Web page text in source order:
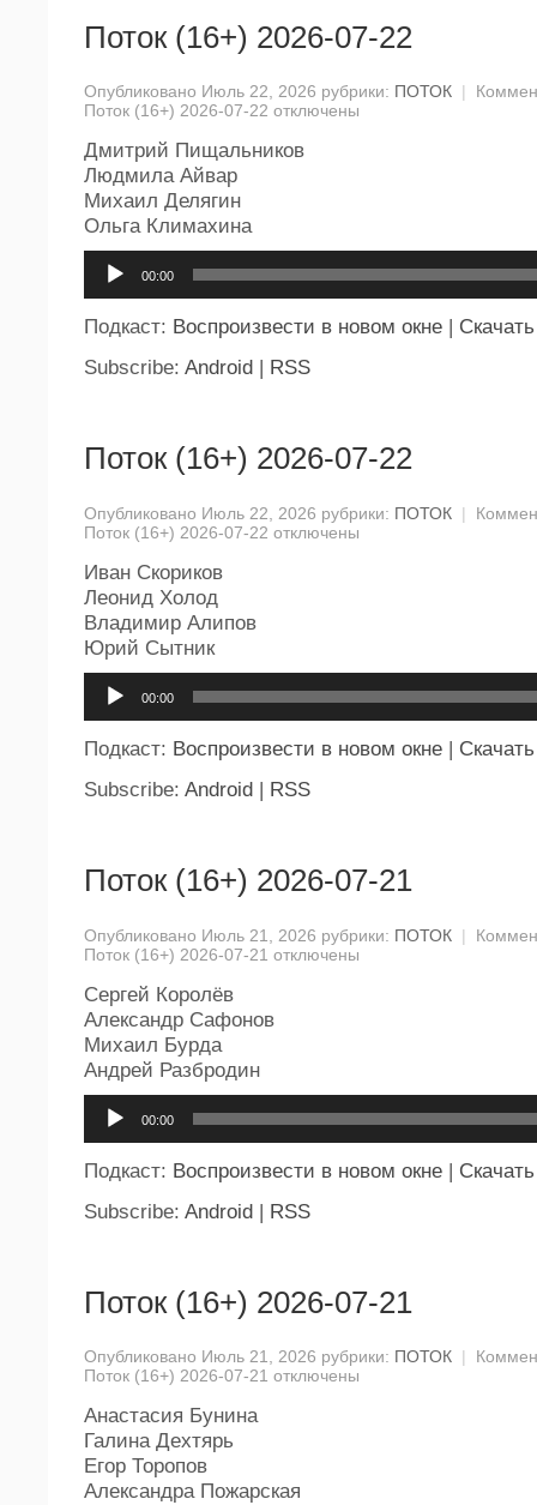
Поток (16+) 2026-07-22
Опубликовано Июль 22, 2026 рубрики: ПОТОК |
Поток (16+) 2026-07-22 отключены
Дмитрий Пищальников
Людмила Айвар
Михаил Делягин
Ольга Климахина
00:00
Подкаст: Воспроизвести в новом окне
Скачать
Subscribe: Android RSS
Поток (16+) 2026-07-22
Опубликовано Июль 22, 2026 рубрики: ПОТОК |
Поток (16+) 2026-07-22 отключены
Иван Скориков
Леонид Холод
Владимир Алипов
Юрий Сытник
00:00
Подкаст: Воспроизвести в новом окне | Скачать
Subscribe: Android | RSS
Поток (16+) 2026-07-21
Опубликовано Июль 21, 2026 рубрики: ПОТОК |
Поток (16+) 2026-07-21 отключены
Сергей Королёв
Александр Сафонов
Михаил Бурда
Андрей Разбродин
00:00
Подкаст: Воспроизвести в новом окне | Скачать
Subscribe: Android | RSS
Поток (16+) 2026-07-21
Опубликовано Июль 21, 2026 рубрики: ПОТОК |
Поток (16+) 2026-07-21 отключены
Анастасия Бунина
Галина Дехтярь
Егор Торопов
Александра Пожарская